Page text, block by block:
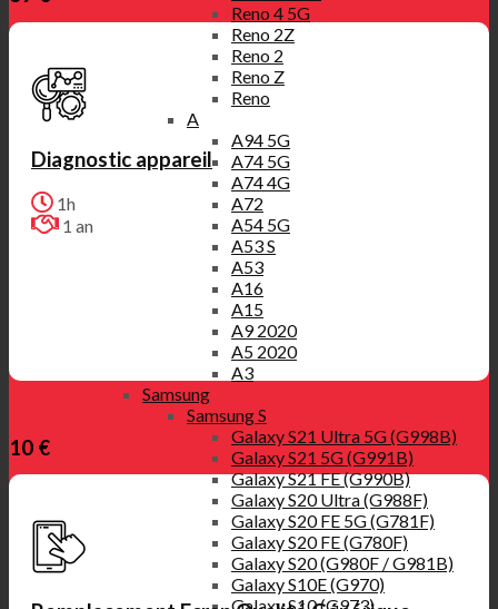
Reno 4 5G
Reno 2Z
Reno 2
Reno Z
Reno
A
A94 5G
A74 5G
A74 4G
A72
A54 5G
A53 S
A53
A16
A15
A9 2020
A5 2020
A3
Samsung
Samsung S
Galaxy S21 Ultra 5G (G998B)
Galaxy S21 5G (G991B)
Galaxy S21 FE (G990B)
Galaxy S20 Ultra (G988F)
Galaxy S20 FE 5G (G781F)
Galaxy S20 FE (G780F)
Galaxy S20 (G980F / G981B)
Galaxy S10E (G970)
Diagnostic appareil
1h
1 an
10 €